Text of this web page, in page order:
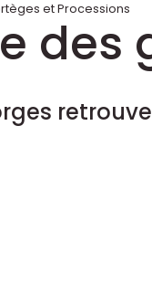
et Processions
des